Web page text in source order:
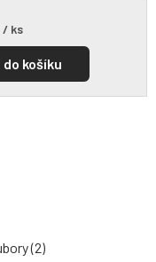
/ ks
košíku
(2)